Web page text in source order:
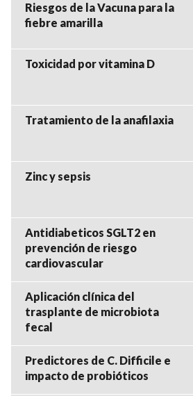
Riesgos de la Vacuna para la
fiebre amarilla
Toxicidad por vitamina D
Tratamiento de la anafilaxia
Zinc y sepsis
Antidiabeticos SGLT2 en
prevención de riesgo
cardiovascular
Aplicación clínica del
trasplante de microbiota
fecal
Predictores de C. Difficile e
impacto de probióticos